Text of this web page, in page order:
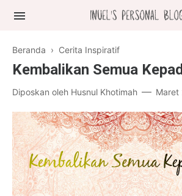
Beranda › Cerita Inspiratif
Kembalikan Semua
Diposkan oleh Husnul Khotimah Maret